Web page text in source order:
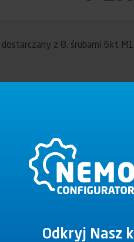
z 8. śrubami 6kt
D (kN)
Odkryj Nasz